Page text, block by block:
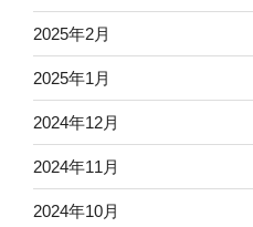
2025年2月
2025年1月
2024年12月
2024年11月
2024年10月